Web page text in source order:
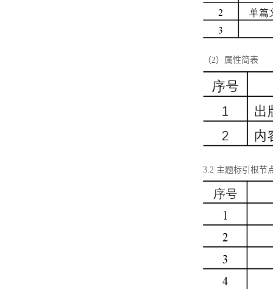
（2）属性简表
3.2 主题标引根节